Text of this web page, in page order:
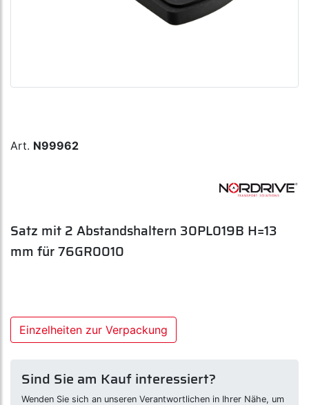
Art. N99962
Satz mit 2 Abstandshaltern 30PL019B H=13
mm für 76GR0010
Einzelheiten zur Verpackung
Sind Sie am Kauf interessiert?
Wenden Sie sich an unseren Verantwortlichen in Ihrer Nähe, um